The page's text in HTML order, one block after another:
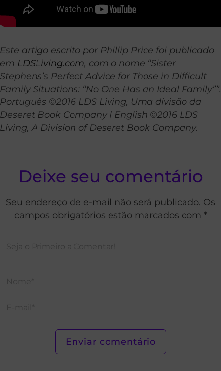
Este artigo escrito por Phillip Price foi publicado
em LDSLiving.com, com o nome “Sister
Stephens’s Perfect Advice for Those in Difficult
Family Situations: “No One Has an Ideal Family””.
Português ©2016 LDS Living, Uma divisão da
Deseret Book Company | English ©2016 LDS
Living, A Division of Deseret Book Company.
Deixe seu comentário
Seu endereço de e-mail não será publicado. Os
campos obrigatórios estão marcados com *